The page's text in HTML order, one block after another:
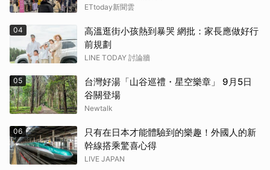
ETtoday新聞雲
04
高溫逛街小孩熱到暴哭 網批：家長應做好行
前規劃
LINE TODAY 討論牆
05
台灣好湯「山谷巡禮・星空樂章」 9月5日
谷關登場
Newtalk
06
只有在日本才能體驗到的樂趣！外國人的新
幹線搭乘驚喜心得
LIVE JAPAN